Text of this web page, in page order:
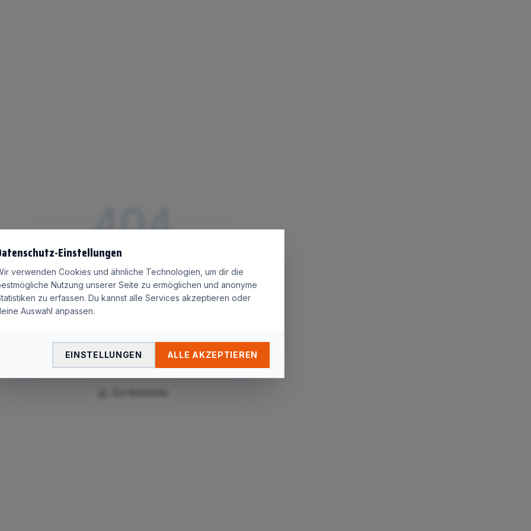
404
Seite nicht gefunden
Die Seite"unitymedia/der-ideale-start-fuer-das-
unternehmen-unitymedia-business-gruenderpaket/
automatisch zur Startseite weitergeleitet.
Einstellungen
verwenden Cookies und ähnliche Technologien, um dir die
Nutzung unserer Seite zu ermöglichen und anonyme
zu erfassen. Du kannst alle Services akzeptieren oder
Auswahl anpassen.
EINSTELLUNGEN ALLE AKZEPTIEREN